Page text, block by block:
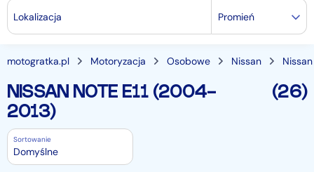
Lokalizacja Promień
motogratka.pl Motoryzacja Osobowe Nissan
NISSAN NOTE E11 (2004-
2013)
(26)
Sortowanie
Domyślne